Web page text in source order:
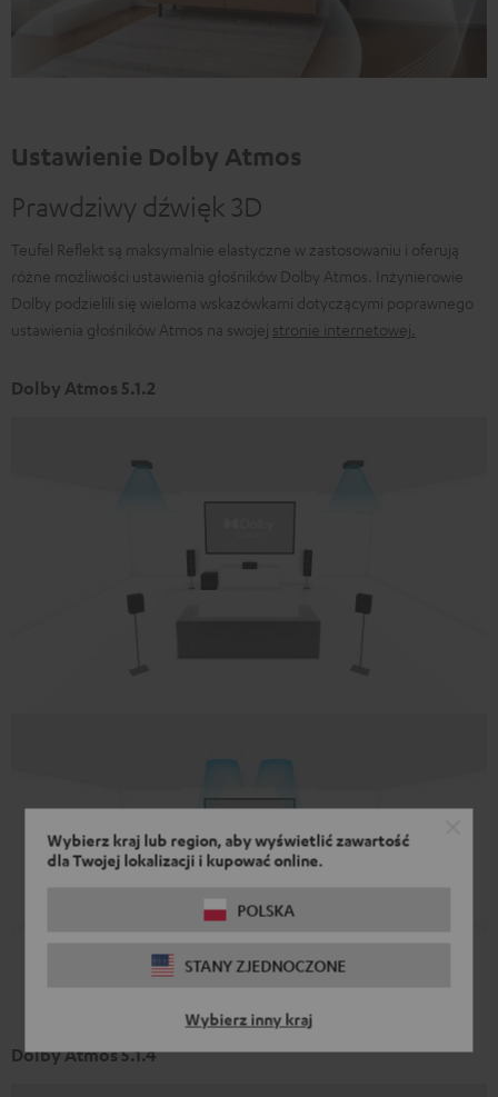
Wybierz kraj lub region, aby wyświetlić zawartość
dla Twojej lokalizacji i kupować online.
POLSKA
STANY ZJEDNOCZONE
Wybierz inny kraj
Ustawienie Dolby Atmos
Prawdziwy dźwięk 3D
Teufel Reflekt są maksymalnie elastyczne w zastosowaniu i oferują
różne możliwości ustawienia głośników Dolby Atmos. Inżynierowie
Dolby podzielili się wieloma wskazówkami dotyczącymi poprawnego
ustawienia głośników Atmos na swojej stronie internetowej
Dolby Atmos 5.1.2
Dolby Atmos 5.1.4